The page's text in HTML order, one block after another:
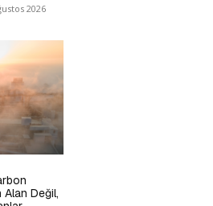
2026
Alan Değil,